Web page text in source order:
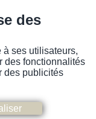
des
à ses utilisateurs,
des fonctionnalités
des publicités
ou non-voyantes